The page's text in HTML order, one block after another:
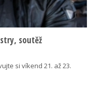
soutěž
si víkend 21. až 23.